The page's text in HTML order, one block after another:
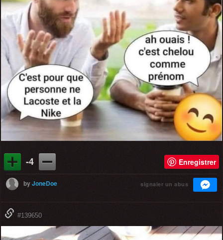
-4 Enregistrer
byJoneDoe signaler un abus
#139650